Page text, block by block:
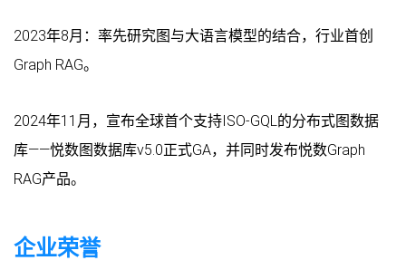
2023年8月：率先研究图与大语言模型的结合，行业首创
Graph RAG。
2024年11月，宣布全球首个支持ISO-GQL的分布式图数据
库——悦数图数据库v5.0正式GA，并同时发布悦数Graph
RAG产品。
企业荣誉